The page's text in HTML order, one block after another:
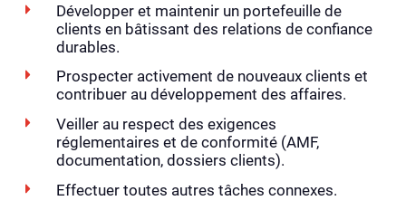
Développer et maintenir un portefeuille de
clients en bâtissant des relations de confiance
durables.
Prospecter activement de nouveaux clients et
contribuer au développement des affaires.
Veiller au respect des exigences
réglementaires et de conformité (AMF,
documentation, dossiers clients).
Effectuer toutes autres tâches connexes.